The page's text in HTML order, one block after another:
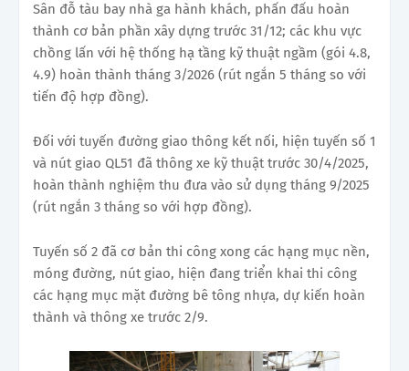
Sân đỗ tàu bay nhà ga hành khách, phấn đấu hoàn
thành cơ bản phần xây dựng trước 31/12; các khu vực
chồng lấn với hệ thống hạ tầng kỹ thuật ngầm (gói 4.8,
4.9) hoàn thành tháng 3/2026 (rút ngắn 5 tháng so với
tiến độ hợp đồng).
Đối với tuyến đường giao thông kết nối, hiện tuyến số 1
và nút giao QL51 đã thông xe kỹ thuật trước 30/4/2025,
hoàn thành nghiệm thu đưa vào sử dụng tháng 9/2025
(rút ngắn 3 tháng so với hợp đồng).
Tuyến số 2 đã cơ bản thi công xong các hạng mục nền,
móng đường, nút giao, hiện đang triển khai thi công
các hạng mục mặt đường bê tông nhựa, dự kiến hoàn
thành và thông xe trước 2/9.